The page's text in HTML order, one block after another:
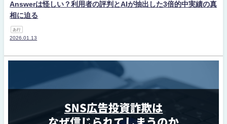
Answerは怪しい？利用者の評判とAIが抽出した3倍的中実績の真
相に迫る
あ行
2026.01.13